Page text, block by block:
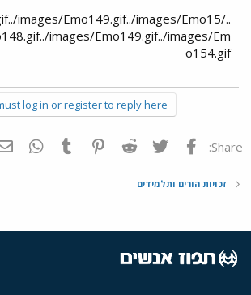
images/Emo149.gif../images/Emo15
images/Emo149.gif../images/Em
o154.gif
log in or register to reply here.
Share: פייסבוק Twitter
Reddit
Pinterest
Tumblr
זכויות הורים ותלמידים